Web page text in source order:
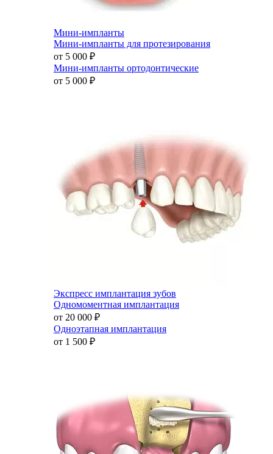
Мини-импланты
Мини-импланты для протезирования
от 5 000 ₽
Мини-импланты ортодонтические
от 5 000 ₽
Экспресс имплантация зубов
Одномоментная имплантация
от 20 000 ₽
Одноэтапная имплантация
от 1 500 ₽